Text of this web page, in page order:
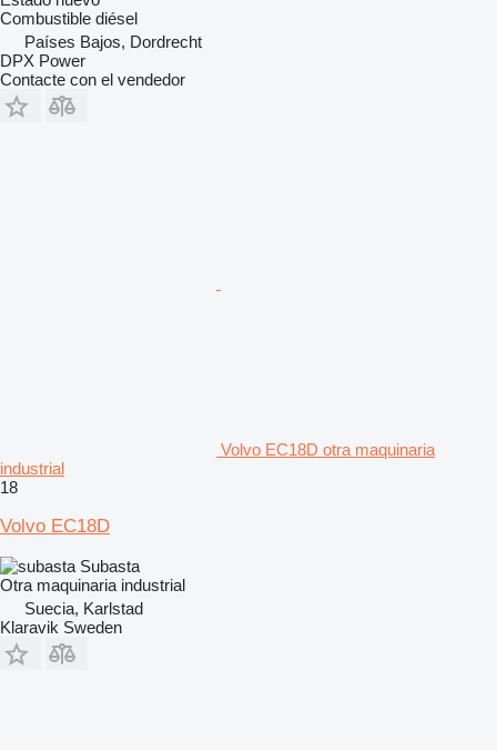
Combustible diésel
Países Bajos, Dordrecht
DPX Power
Contacte con el vendedor
Volvo EC18D otra maquinaria
industrial
18
Volvo EC18D
Subasta
Otra maquinaria industrial
Suecia, Karlstad
Klaravik Sweden